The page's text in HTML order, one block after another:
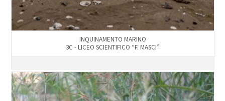
INQUINAMENTO MARINO
3C - LICEO SCIENTIFICO “F. MASCI”